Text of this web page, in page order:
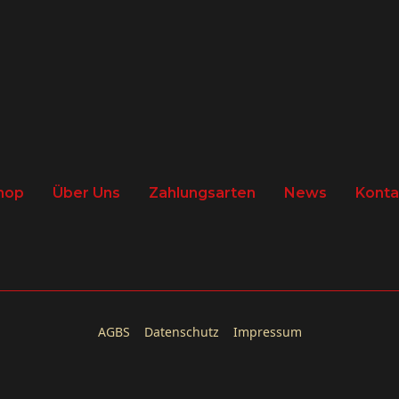
Über Uns Zahlungsarten News
AGBS Datenschutz Impressum